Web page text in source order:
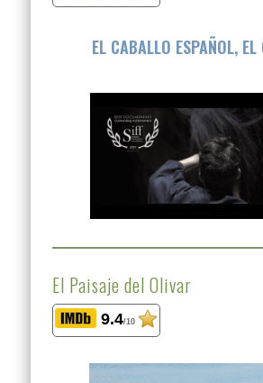
EL CABALLO ESPAÑOL, EL
El Paisaje del Olivar
9.4/10